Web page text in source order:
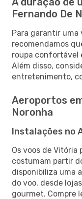
Fernando De
Para garantir uma
recomendamos
roupa confortável
Além disso,
entretenimento,
Aeroportos
Noronha
Instalações no
Os voos de Vitória
costumam partir
disponibiliza uma
do voo, desde
gourmet. Compre